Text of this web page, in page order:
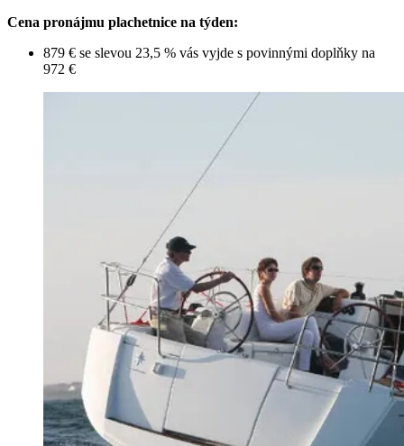
Cena pronájmu plachetnice na týden:
879 € se slevou 23,5 % vás vyjde s povinnými doplňky na
972 €